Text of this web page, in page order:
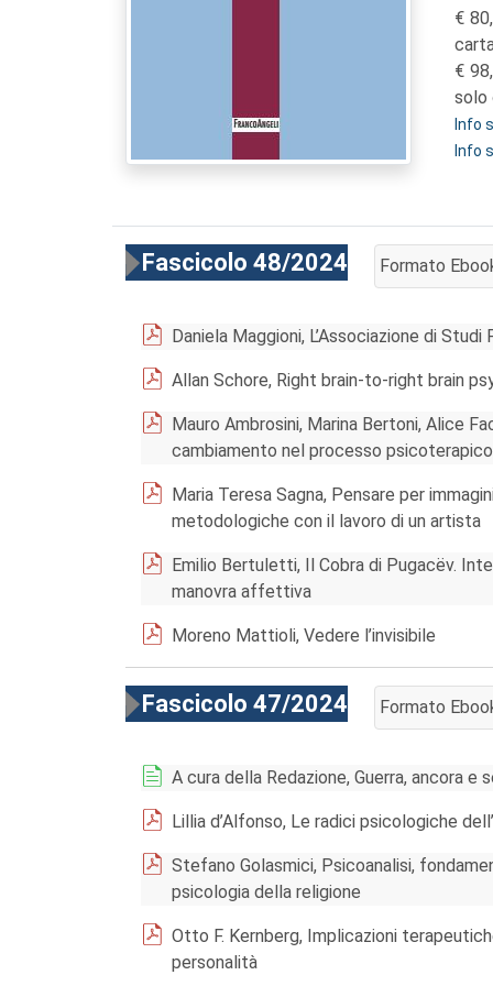
solo
Info
Info
Fascicolo 48/2024 Formato
AGGIUNGI AL
Daniela Maggioni, L’Associazione di
Allan Schore, Right brain-to-right brain
Mauro Ambrosini, Marina Bertoni, Alice
cambiamento nel processo
Maria Teresa Sagna, Pensare per
metodologiche con il lavoro di un artista
Emilio Bertuletti, Il Cobra di Pugacëv.
manovra affettiva
Moreno Mattioli, Vedere l’invisibile
Fascicolo 47/2024 Formato
AGGIUNGI AL
A cura della Redazione, Guerra, ancora e
Lillia d’Alfonso, Le radici psicologiche
Stefano Golasmici, Psicoanalisi,
psicologia della religione
Otto F. Kernberg, Implicazioni
personalità